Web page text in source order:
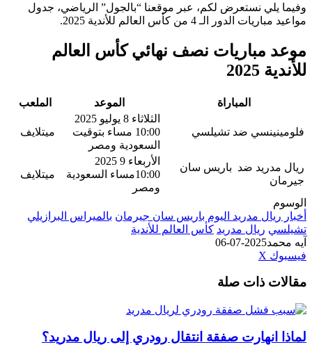
وفيما يلي نستعرض لكم، عبر موقعنا “بالجول” الرياضي، جدول
مواعيد مباريات الدور الـ 4 من كأس العالم للأندية 2025.
موعد مباريات نصف نهائي كأس العالم
للأندية 2025
المباراة الموعد الملعب
فلومينينسي ضد تشيلسي
الثلاثاء 8 يوليو 2025
10:00 مساء بتوقيت
السعودية ومصر
ميتلايف
ريال مدريد ضد باريس سان
جيرمان
الأربعاء 9 2025
10:00مساء السعودية
ومصر
ميتلايف
الوسوم
أخبار ريال مدريد اليوم باريس سان جيرمان بالميراس البرازيلي
تشيلسي ريال مدريد كأس العالم للأندية
آيه محمد2025-07-06
فيسبوك ‫X
البريد
مقالات ذات صلة
لماذا انهارت صفقة انتقال رودري إلى ريال مدريد؟